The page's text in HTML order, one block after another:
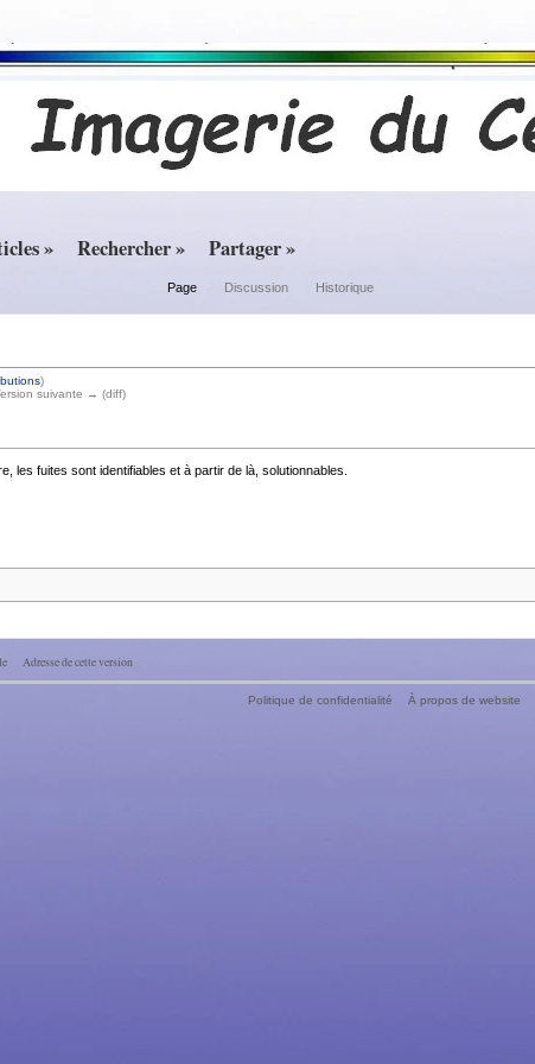
» Rechercher » Partager »
Page Discussion Historique
)
suivante → (diff)
les fuites sont identifiables et à partir de là, solutionnables.
Adresse de cette version
Politique de confidentialité À propos de website